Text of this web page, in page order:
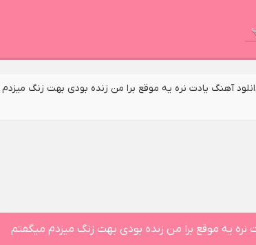
آهنگ یادت نره یه موقع برا من زنده بودی بهت زنگ میزدم
نره یه موقع برا من زنده بودی بهت زنگ میزدم میگفتم